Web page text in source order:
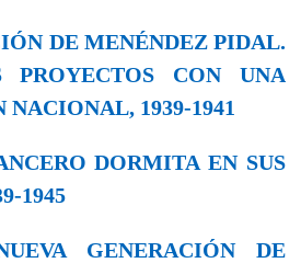
DE MENÉNDEZ PIDAL.
CON UNA
NACIONAL, 1939-1941
DORMITA EN SUS
1945
GENERACIÓN DE